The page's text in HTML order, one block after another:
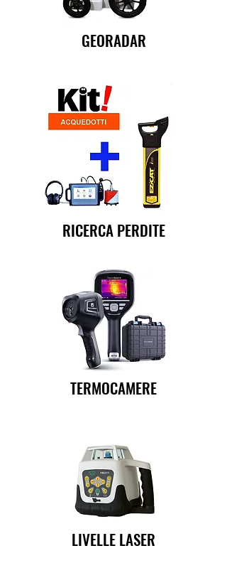
GEORADAR
RICERCA PERDITE
TERMOCAMERE
LIVELLE LASER